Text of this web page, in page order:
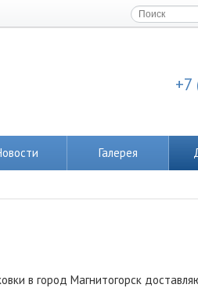
+7
Галерея
в город Магнитогорск